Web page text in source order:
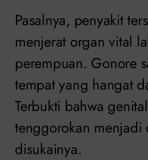
Pasalnya, penyakit
menjerat organ vital
perempuan. Gonore
tempat yang hangat
Terbukti bahwa
tenggorokan menjadi
disukainya.